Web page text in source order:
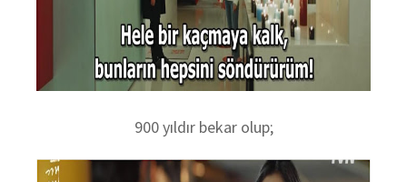
900 yıldır bekar olup;